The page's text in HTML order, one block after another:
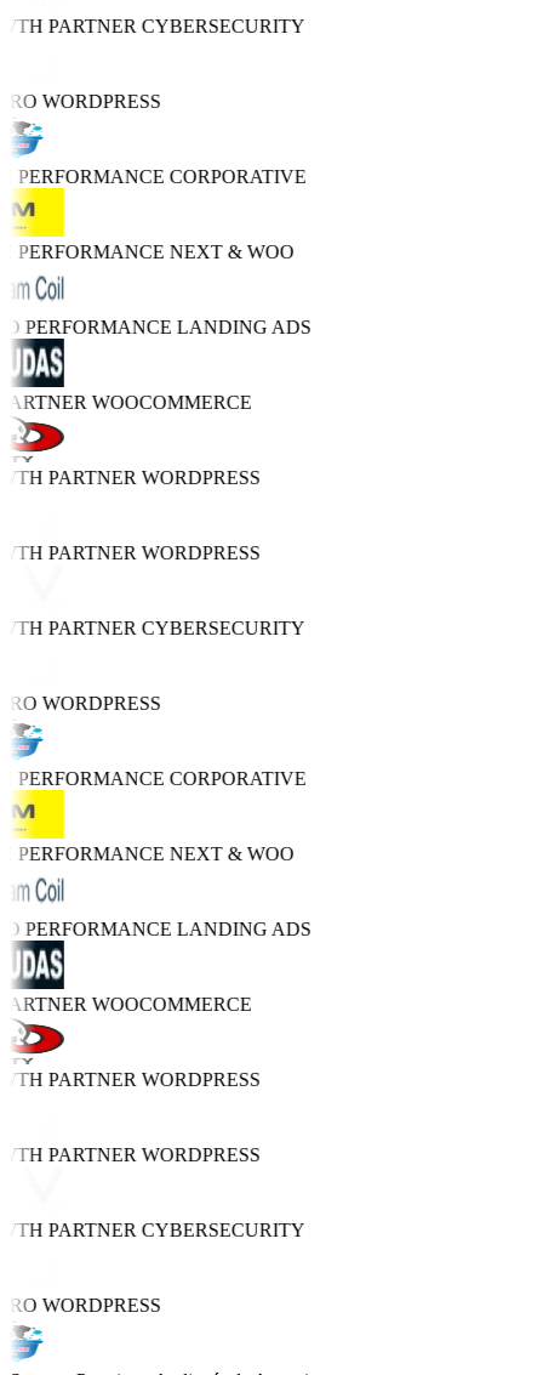
PARTNERCYBERSECURITY
WORDPRESS
PERFORMANCECORPORATIVE
PERFORMANCENEXT & WOO
PERFORMANCELANDING ADS
WOOCOMMERCE
PARTNERWORDPRESS
PARTNERWORDPRESS
PARTNERCYBERSECURITY
WORDPRESS
PERFORMANCECORPORATIVE
PERFORMANCENEXT & WOO
PERFORMANCELANDING ADS
WOOCOMMERCE
PARTNERWORDPRESS
PARTNERWORDPRESS
PARTNERCYBERSECURITY
WORDPRESS